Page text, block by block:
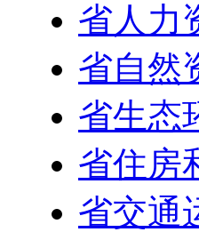
省人力
省自然
省生态
省住房
省交通